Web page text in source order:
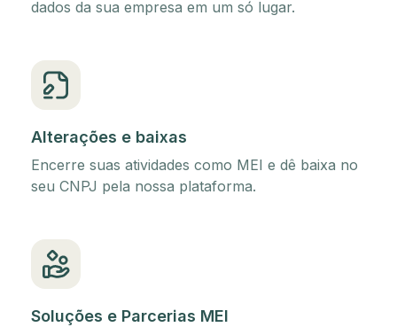
dados da sua empresa em um só lugar.
Alterações e baixas
Encerre suas atividades como MEI e dê baixa no
seu CNPJ pela nossa plataforma.
Soluções e Parcerias MEI